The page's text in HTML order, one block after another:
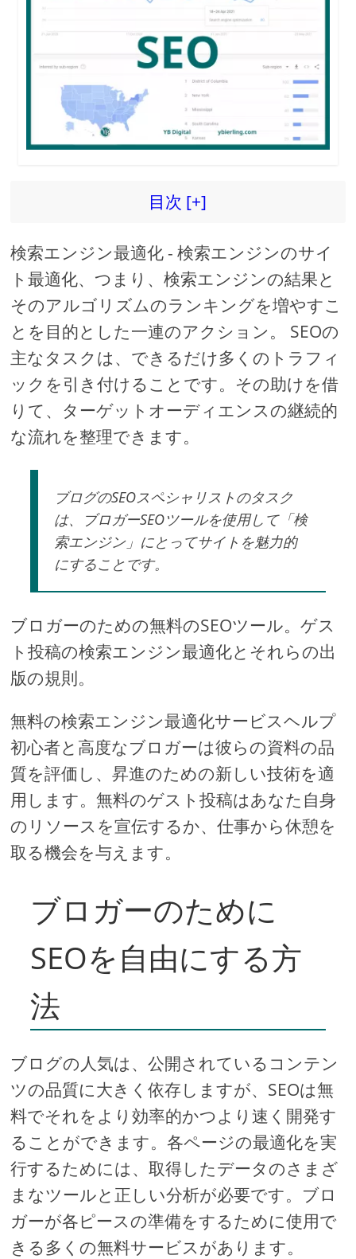
d
e
目次 [+]
検索エンジン最適化 - 検索エンジンのサイ
ト最適化、つまり、検索エンジンの結果と
そのアルゴリズムのランキングを増やすこ
とを目的とした一連のアクション。 SEOの
主なタスクは、できるだけ多くのトラフィ
ックを引き付けることです。その助けを借
りて、ターゲットオーディエンスの継続的
な流れを整理できます。
ブログのSEOスペシャリストのタスク
は、ブロガーSEOツールを使用して「検
索エンジン」にとってサイトを魅力的
にすることです。
ブロガーのための無料のSEOツール。ゲス
ト投稿の検索エンジン最適化とそれらの出
版の規則。
無料の検索エンジン最適化サービスヘルプ
初心者と高度なブロガーは彼らの資料の品
質を評価し、昇進のための新しい技術を適
用します。無料のゲスト投稿はあなた自身
のリソースを宣伝するか、仕事から休憩を
取る機会を与えます。
ブロガーのために
SEOを自由にする方
法
ブログの人気は、公開されているコンテン
ツの品質に大きく依存しますが、SEOは無
料でそれをより効率的かつより速く開発す
ることができます。各ページの最適化を実
行するためには、取得したデータのさまざ
まなツールと正しい分析が必要です。ブロ
ガーが各ピースの準備をするために使用で
きる多くの無料サービスがあります。